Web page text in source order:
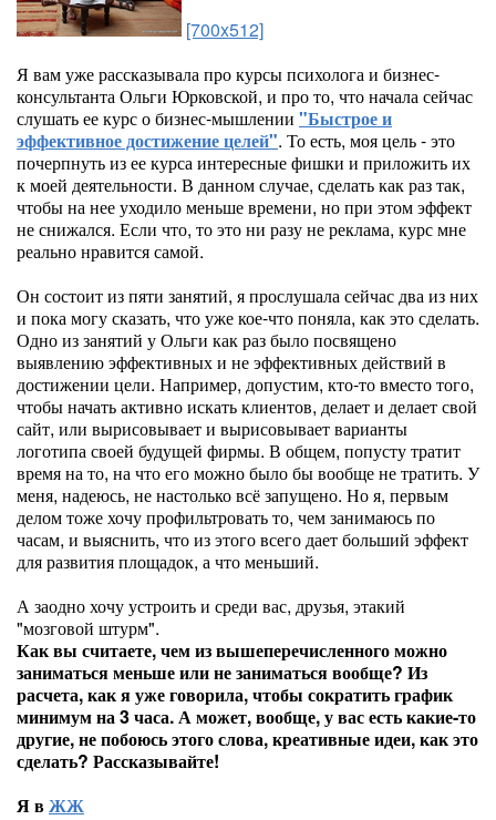
[700x512]
Я вам уже рассказывала про курсы психолога и бизнес-
консультанта Ольги Юрковской, и про то, что начала сейчас
слушать ее курс о бизнес-мышлении "Быстрое и
эффективное достижение целей". То есть, моя цель - это
почерпнуть из ее курса интересные фишки и приложить их
к моей деятельности. В данном случае, сделать как раз так,
чтобы на нее уходило меньше времени, но при этом эффект
не снижался. Если что, то это ни разу не реклама, курс мне
реально нравится самой.
Он состоит из пяти занятий, я прослушала сейчас два из них
и пока могу сказать, что уже кое-что поняла, как это сделать.
Одно из занятий у Ольги как раз было посвящено
выявлению эффективных и не эффективных действий в
достижении цели. Например, допустим, кто-то вместо того,
чтобы начать активно искать клиентов, делает и делает свой
сайт, или вырисовывает и вырисовывает варианты
логотипа своей будущей фирмы. В общем, попусту тратит
время на то, на что его можно было бы вообще не тратить. У
меня, надеюсь, не настолько всё запущено. Но я, первым
делом тоже хочу профильтровать то, чем занимаюсь по
часам, и выяснить, что из этого всего дает больший эффект
для развития площадок, а что меньший.
А заодно хочу устроить и среди вас, друзья, этакий
"мозговой штурм".
Как вы считаете, чем из вышеперечисленного можно
заниматься меньше или не заниматься вообще? Из
расчета, как я уже говорила, чтобы сократить график
минимум на 3 часа. А может, вообще, у вас есть какие-то
другие, не побоюсь этого слова, креативные идеи, как это
сделать? Рассказывайте!
Я вЖЖ